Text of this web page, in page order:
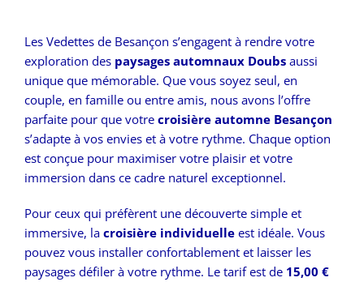
Les Vedettes de Besançon s’engagent à rendre votre
exploration des paysages automnaux Doubs aussi
unique que mémorable. Que vous soyez seul, en
couple, en famille ou entre amis, nous avons l’offre
parfaite pour que votre croisière automne Besançon
s’adapte à vos envies et à votre rythme. Chaque option
est conçue pour maximiser votre plaisir et votre
immersion dans ce cadre naturel exceptionnel.
Pour ceux qui préfèrent une découverte simple et
immersive, la croisière individuelle est idéale. Vous
pouvez vous installer confortablement et laisser les
paysages défiler à votre rythme. Le tarif est de 15,00 €